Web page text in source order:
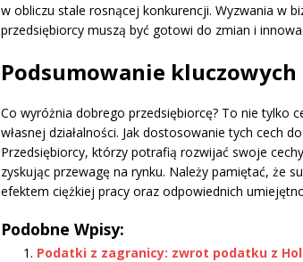
w obliczu stale rosnącej konkurencji. Wyzwania w
przedsiębiorcy muszą być gotowi do zmian i
Podsumowanie
Co wyróżnia dobrego przedsiębiorcę? To nie tylko
własnej działalności. Jak dostosowanie tych cech
Przedsiębiorcy, którzy potrafią rozwijać swoje
zyskując przewagę na rynku. Należy pamiętać, że
efektem ciężkiej pracy oraz odpowiednich
Podobne Wpisy:
Podatki z zagranicy: zwrot podatku z